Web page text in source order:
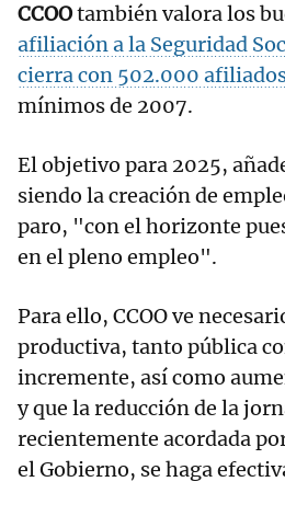
CCOOtambién valora los
afiliación a la Seguridad
cierra con 502.000
mínimos de 2007.
El objetivo para 2025,
siendo la creación de
paro, "con el horizonte
en el pleno empleo".
Para ello, CCOO ve
productiva, tanto pública
incremente, así como
y que la reducción de la
recientemente acordada
el Gobierno, se haga